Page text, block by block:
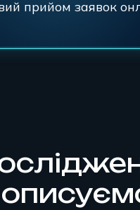
прийом заявок